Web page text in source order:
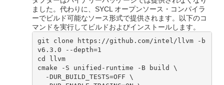
ました。代わりに、SYCL オープンソース・コンパイラ
ーでビルド可能なソース形式で提供されます。以下のコ
マンドを実行してビルドおよびインストールします。
git clone https://github.com/intel/llvm -b
v6.3.0 --depth=1
cd llvm
cmake -S unified-runtime -B build \